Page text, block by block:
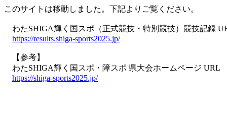
このサイトは移動しました。下記よりご覧ください。
わたSHIGA輝く国スポ（正式競技・特別競技）競技記録
https://results.shiga-sports2025.jp/
【参考】
わたSHIGA輝く国スポ・障スポ 県大会ホームページ URL
https://shiga-sports2025.jp/